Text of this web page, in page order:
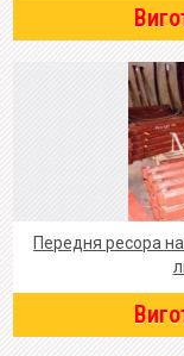
Передня ресора на